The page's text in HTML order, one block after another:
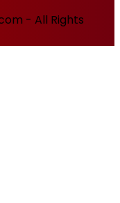
- All Rights